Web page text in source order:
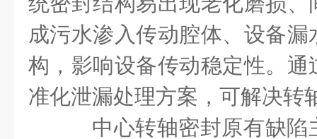
成污水渗入传动腔体、设备
构，影响设备传动稳定性。
准化泄漏处理方案，可解决转
中心转轴密封原有缺陷